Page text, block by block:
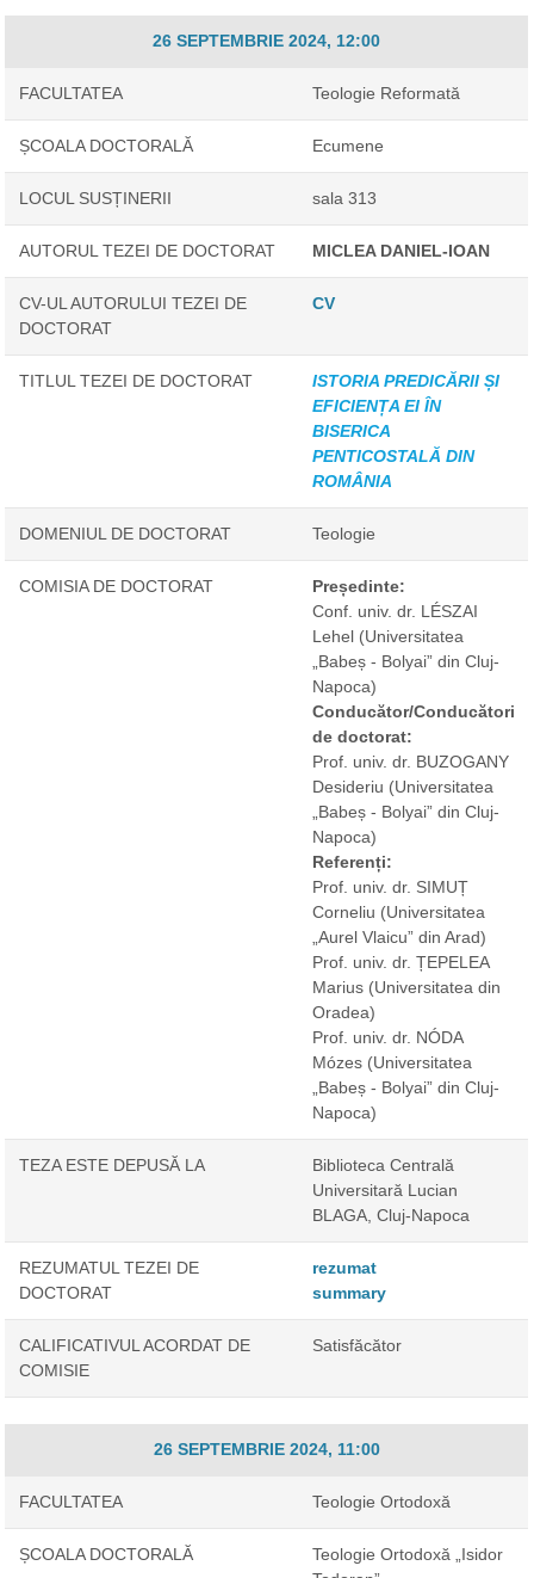
26 SEPTEMBRIE 2024, 12:00
FACULTATEA Teologie Reformată
ȘCOALA DOCTORALĂ Ecumene
LOCUL SUSȚINERII sala 313
AUTORUL TEZEI DE DOCTORAT MICLEA DANIEL-IOAN
CV-UL AUTORULUI TEZEI DE
DOCTORAT
CV
TITLUL TEZEI DE DOCTORAT
ISTORIA PREDICĂRII ȘI
EFICIENȚA EI ÎN
BISERICA
PENTICOSTALĂ DIN
ROMÂNIA
DOMENIUL DE DOCTORAT Teologie
COMISIA DE DOCTORAT
Președinte:
Conf. univ. dr. LÉSZAI
Lehel (Universitatea
„Babeș - Bolyai” din Cluj-
Napoca)
Conducător/Conducători
de doctorat:
Prof. univ. dr. BUZOGANY
Desideriu (Universitatea
„Babeș - Bolyai” din Cluj-
Napoca)
Referenți:
Prof. univ. dr. SIMUȚ
Corneliu (Universitatea
„Aurel Vlaicu” din Arad)
Prof. univ. dr. ȚEPELEA
Marius (Universitatea din
Oradea)
Prof. univ. dr. NÓDA
Mózes (Universitatea
„Babeș - Bolyai” din Cluj-
Napoca)
TEZA ESTE DEPUSĂ LA
Biblioteca Centrală
Universitară Lucian
BLAGA, Cluj-Napoca
REZUMATUL TEZEI DE
DOCTORAT
rezumat
summary
CALIFICATIVUL ACORDAT DE
COMISIE
Satisfăcător
26 SEPTEMBRIE 2024, 11:00
FACULTATEA Teologie Ortodoxă
ȘCOALA DOCTORALĂ
Teologie Ortodoxă „Isidor